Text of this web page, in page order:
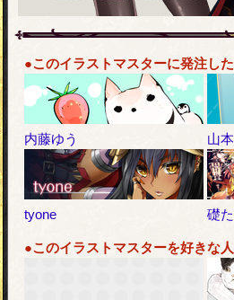
●このイラストマスターに発注し
内藤ゆう 山
tyone 礎
●このイラストマスターを好きな